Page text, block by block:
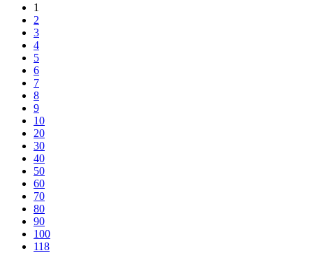
1
2
3
4
5
6
7
8
9
10
20
30
40
50
60
70
80
90
100
118